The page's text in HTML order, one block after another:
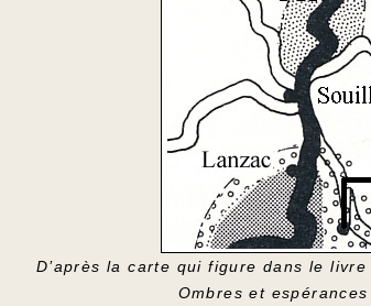
D’après la carte qui figure dans le
Ombres et